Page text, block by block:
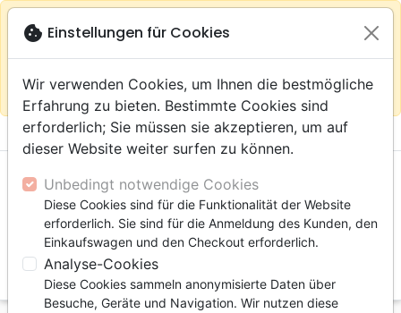
Auf der Webseite Europa bleiben close
warningGemäß
Ihrem
Einkauf im ShopDas Haus der Bibel Schweiz
menu shopping_cart
Suche
cookie Einstellungen für Cookies
Wir verwenden Cookies, um Ihnen die bestmögliche
Erfahrung zu bieten. Bestimmte Cookies sind
erforderlich; Sie müssen sie akzeptieren, um auf
dieser Website weiter surfen zu können.
Unbedingt notwendige Cookies
Diese Cookies sind für die Funktionalität der Website
erforderlich. Sie sind für die Anmeldung des Kunden, den
Einkaufswagen und den Checkout erforderlich.
Analyse-Cookies
Diese Cookies sammeln anonymisierte Daten über
Besuche, Geräte und Navigation. Wir nutzen diese